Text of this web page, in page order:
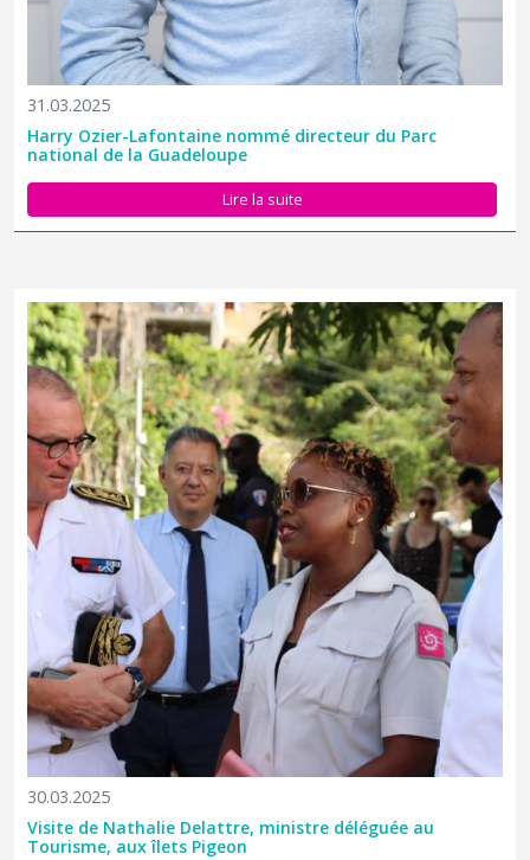
31.03.2025
Harry Ozier-Lafontaine nommé directeur du Parc
national de la Guadeloupe
Lire la suite
Nathalie Delattre, ministre déléguée chargée du Tourisme s’est
30.03.2025
Visite de Nathalie Delattre, ministre déléguée au
Tourisme, aux îlets Pigeon